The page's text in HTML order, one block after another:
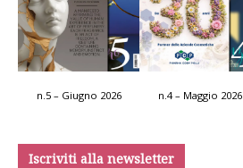
n.5 – Giugno 2026 n.4 – Maggio 2026
Iscriviti alla newsletter